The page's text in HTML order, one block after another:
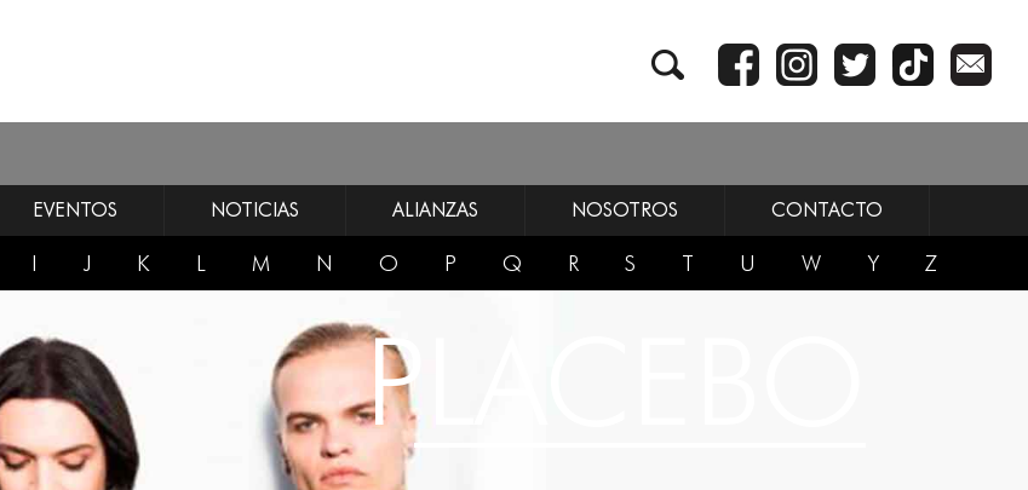
EVENTOS NOTICIAS ALIANZAS NOSOTROS CONTACTO
I J K L M N O P Q R S T U W Y Z
PLACEBO